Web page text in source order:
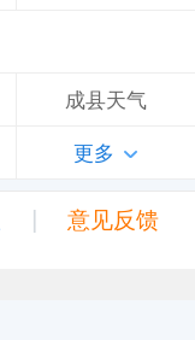
成县天气
更多
| 意见反馈